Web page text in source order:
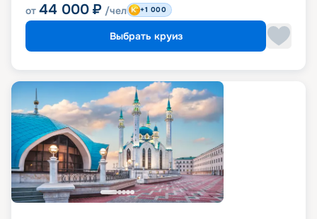
от 44 000 ₽ /чел +1 000
Выбрать круиз